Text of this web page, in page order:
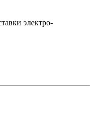
электро-